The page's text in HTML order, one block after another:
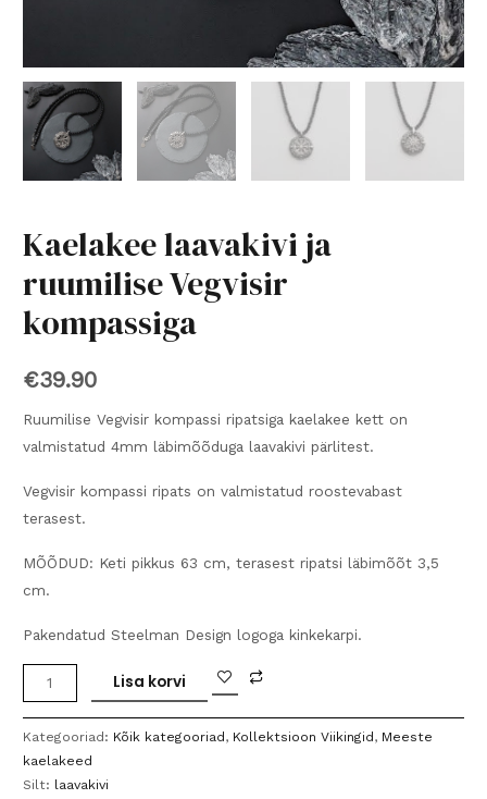
Kaelakee laavakivi ja
ruumilise Vegvisir
kompassiga
€39.90
Ruumilise Vegvisir kompassi ripatsiga kaelakee kett on
valmistatud 4mm läbimõõduga laavakivi pärlitest.
Vegvisir kompassi ripats on valmistatud roostevabast
terasest.
MÕÕDUD: Keti pikkus 63 cm, terasest ripatsi läbimõõt 3,5
cm.
Pakendatud Steelman Design logoga kinkekarpi.
Kaelakee
laavakivi
ja
ruumilise
Vegvisir
Lisa korvi
Kategooriad: Kõik kategooriad, Kollektsioon Viikingid, Meeste
kaelakeed
Silt: laavakivi